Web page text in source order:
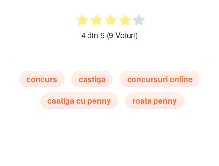
4 din 5(9 Voturi)
concurs castiga
concursuri online
castiga cu penny
roata penny